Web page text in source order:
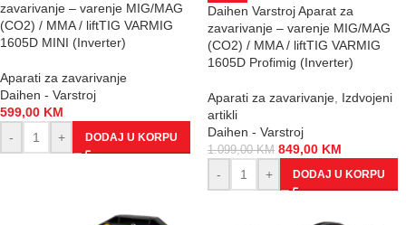
zavarivanje – varenje MIG/MAG
(CO2) / MMA / liftTIG VARMIG
1605D MINI (Inverter)
Aparati za zavarivanje
Daihen - Varstroj
599,00 KM
-
+ DODAJ U KORPU
Daihen Varstroj Aparat za
zavarivanje – varenje MIG/MAG
(CO2) / MMA / liftTIG VARMIG
1605D Profimig (Inverter)
Aparati za zavarivanje Izdvojeni
artikli
Daihen - Varstroj
1.099,00KM 849,00 KM
-
+ DODAJ U KORPU